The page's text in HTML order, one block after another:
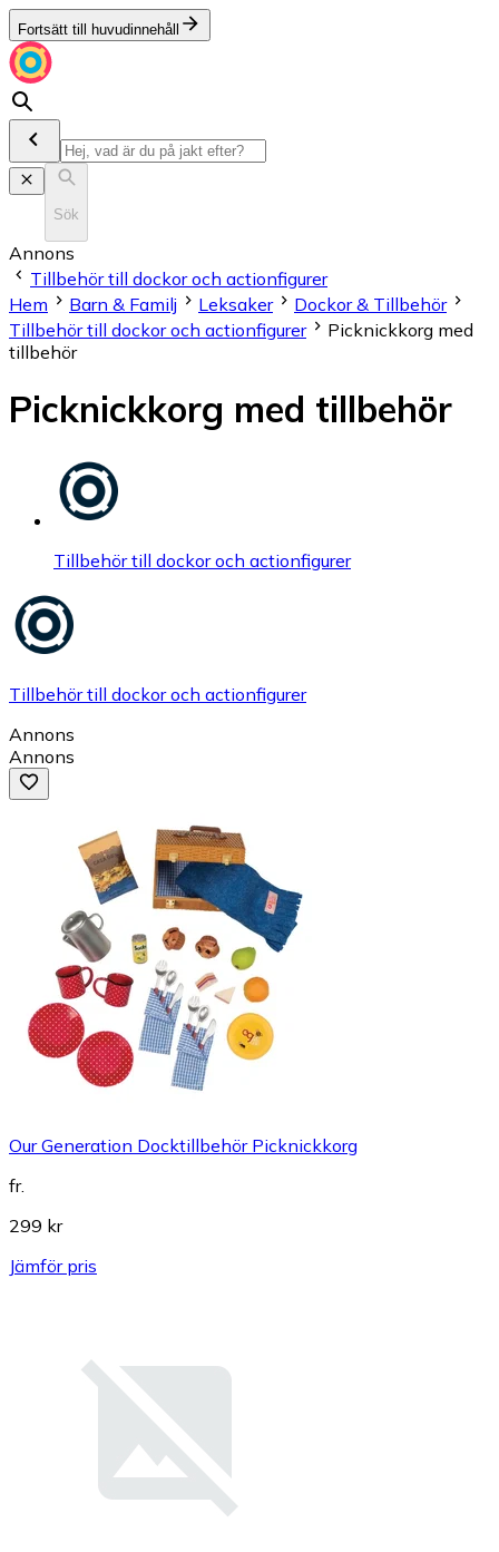
Fortsätt till huvudinnehåll
Sök
Annons
Tillbehör till dockor och actionfigurer
Hem
Barn & Familj Leksaker
Dockor & Tillbehör
Tillbehör till dockor och actionfigurer
Picknickkorg med
tillbehör
Picknickkorg med tillbehör
Tillbehör till dockor och actionfigurer
Tillbehör till dockor och actionfigurer
Annons
Annons
Our Generation Docktillbehör Picknickkorg
fr.
299 kr
Jämför pris